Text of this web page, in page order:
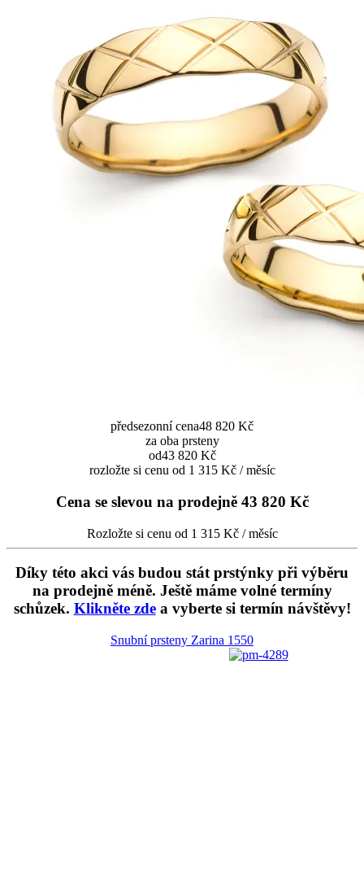
předsezonní cena48 820 Kč
za oba prsteny
od43 820 Kč
rozložte si cenu od 1 315 Kč / měsíc
Cena se slevou na prodejně 43 820 Kč
Rozložte si cenu od 1 315 Kč / měsíc
Díky této akci vás budou stát prstýnky při výběru
na prodejně méně. Ještě máme volné termíny
schůzek. Klikněte zdea vyberte si termín návštěvy!
Snubní prsteny Zarina 1550